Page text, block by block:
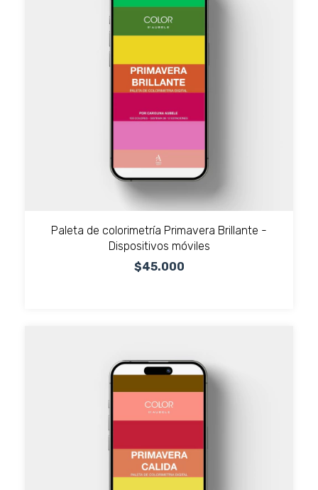
Paleta de colorimetría Primavera Brillante -
Dispositivos móviles
$45.000